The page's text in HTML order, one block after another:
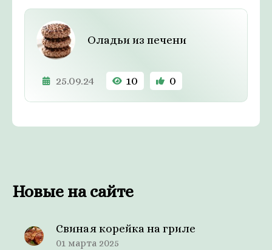
Оладьи из печени
25.09.24 10 0
Новые на сайте
Свиная корейка на гриле
01 марта 2025